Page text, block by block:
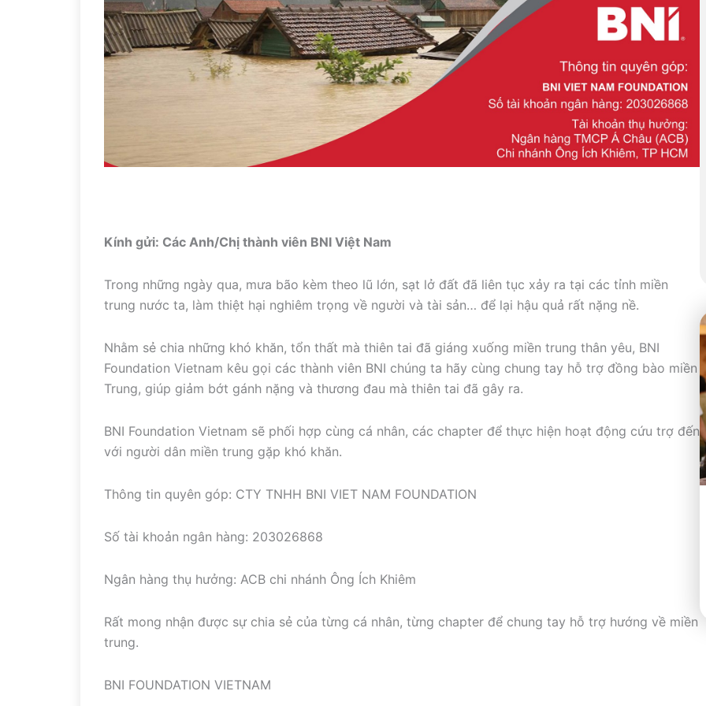
Kính gửi: Các Anh/Chị thành viên BNI Việt Nam
Trong những ngày qua, mưa bão kèm theo lũ lớn, sạt lở đất đã liên tục xảy ra tại các tỉnh miền
trung nước ta, làm thiệt hại nghiêm trọng về người và tài sản… để lại hậu quả rất nặng nề.
Nhằm sẻ chia những khó khăn, tổn thất mà thiên tai đã giáng xuống miền trung thân yêu, BNI
Foundation Vietnam kêu gọi các thành viên BNI chúng ta hãy cùng chung tay hỗ trợ đồng bào miền
Trung, giúp giảm bớt gánh nặng và thương đau mà thiên tai đã gây ra.
BNI Foundation Vietnam sẽ phối hợp cùng cá nhân, các chapter để thực hiện hoạt động cứu trợ đến
với người dân miền trung gặp khó khăn.
Thông tin quyên góp: CTY TNHH BNI VIET NAM FOUNDATION
Số tài khoản ngân hàng: 203026868
Ngân hàng thụ hưởng: ACB chi nhánh Ông Ích Khiêm
Rất mong nhận được sự chia sẻ của từng cá nhân, từng chapter để chung tay hỗ trợ hướng về miền
trung.
BNI FOUNDATION VIETNAM